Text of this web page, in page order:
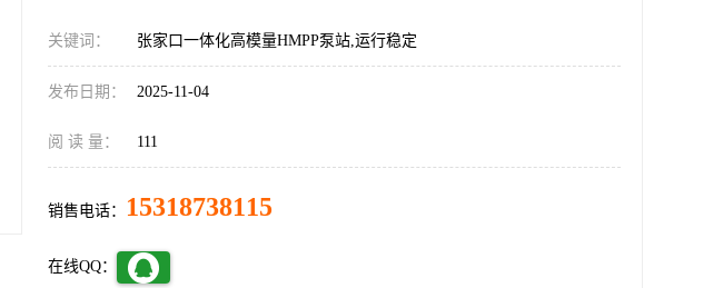
关键词： 张家口一体化高模量HMPP泵站,运行稳定
发布日期： 2025-11-04
阅 读 量： 111
销售电话： 15318738115
在线QQ：